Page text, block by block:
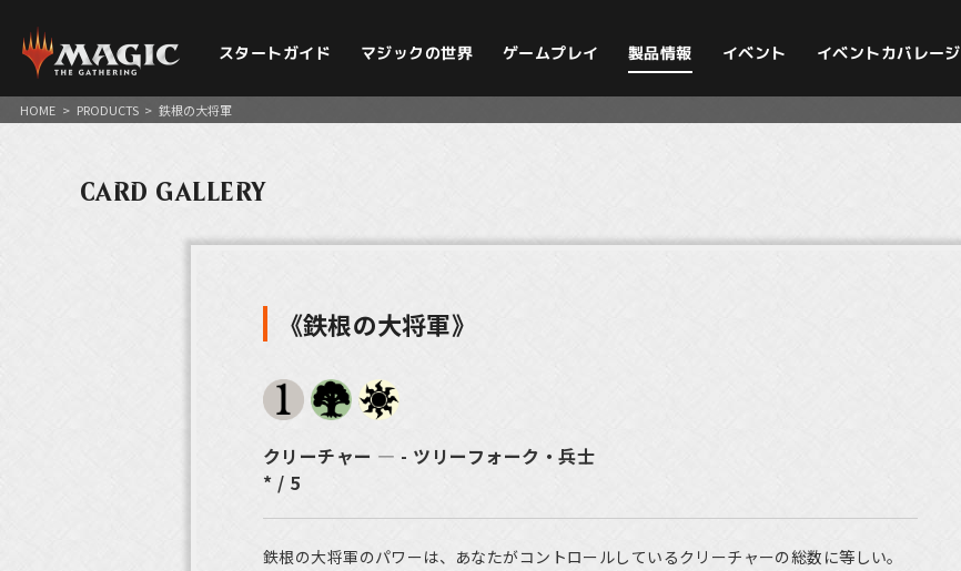
スタートガイド マジックの世界 ゲームプレイ 製品情報 イベント イベントカバレージ
HOME > PRODUCTS > 鉄根の大将軍
CARD GALLERY
《鉄根の大将軍》
クリーチャー ― - ツリーフォーク・兵士
* / 5
鉄根の大将軍のパワーは、あなたがコントロールしているクリーチャーの総数に等しい。